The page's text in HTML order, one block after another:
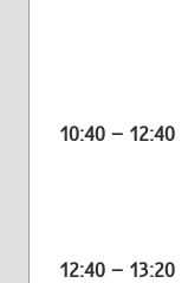
10:40 – 12:40
12:40 – 13:20